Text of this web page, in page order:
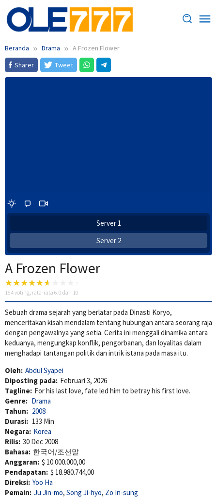
Loncat
ke
konten
Beranda Drama
A Frozen Flower
Sharer
Tweet
Server 1
Server 2
A Frozen Flower
154voting, rata-rata 6.0 dari 10
Sebuah drama sejarah yang berlatar pada Dinasti Koryo,
menceritakan kisah mendalam tentang hubungan antara seorang raja
dengan pengawalnya yang setia. Cerita ini menggali dinamika antara
keduanya, mengungkap konflik, pengorbanan, dan loyalitas dalam
menghadapi tantangan politik dan intrik istana pada masa itu.
Oleh: Abdul Syapei
Diposting pada: Februari 3, 2026
Tagline: For his last love, fate led him to betray his first love.
Genre: Drama
Tahun: 2008
Durasi: 133 Min
Negara: Korea
Rilis: 30 Dec 2008
Bahasa: 한국어/조선말
Anggaran: $ 10.000.000,00
Pendapatan: $ 18.980.744,00
Direksi: Yoo Ha
Pemain: Ju Jin-mo, Song Ji-hyo, Zo In-sung